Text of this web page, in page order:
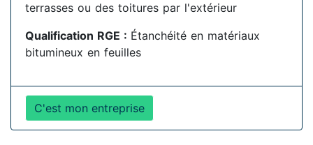
terrasses ou des toitures par l'extérieur
Qualification RGE : Étanchéité en matériaux
bitumineux en feuilles
C'est mon entreprise